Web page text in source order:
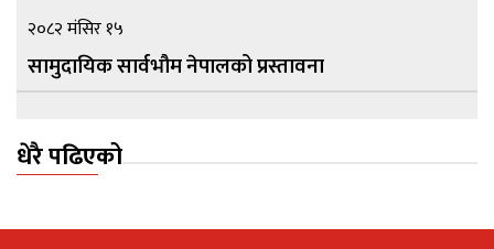
२०८२ मंसिर १५
सामुदायिक सार्वभौम नेपालको प्रस्तावना
धेरै पढिएको